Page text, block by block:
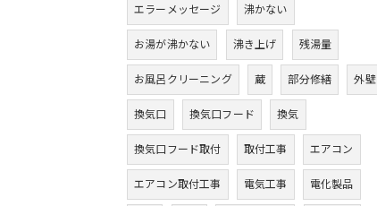
エラーメッセージ 沸かない
お湯が沸かない 沸き上げ 残湯量
お風呂クリーニング 蔵 部分修繕 外壁
換気口 換気口フード 換気
換気口フード取付 取付工事 エアコン
エアコン取付工事 電気工事 電化製品